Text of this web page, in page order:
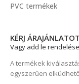
PVC termékek
KÉRJ
Vagy add le
A termékek
egyszerűen